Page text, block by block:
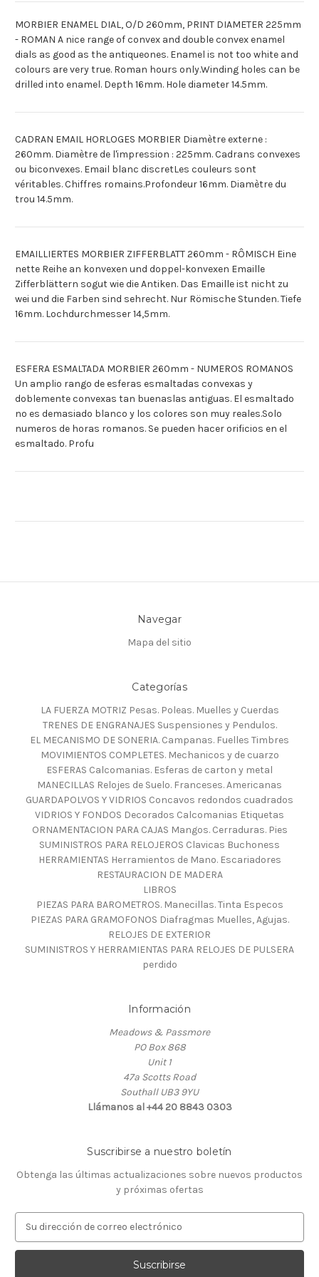
MORBIER ENAMEL DIAL, O/D 260mm, PRINT DIAMETER 225mm
- ROMAN A nice range of convex and double convex enamel
dials as good as the antiqueones. Enamel is not too white and
colours are very true. Roman hours only.Winding holes can be
drilled into enamel. Depth 16mm. Hole diameter 14.5mm.
CADRAN EMAIL HORLOGES MORBIER Diamètre externe :
260mm. Diamètre de l'impression : 225mm. Cadrans convexes
ou biconvexes. Email blanc discretLes couleurs sont
véritables. Chiffres romains.Profondeur 16mm. Diamètre du
trou 14.5mm.
EMAILLIERTES MORBIER ZIFFERBLATT 260mm - RÔMISCH Eine
nette Reihe an konvexen und doppel-konvexen Emaille
Zifferblättern sogut wie die Antiken. Das Emaille ist nicht zu
wei und die Farben sind sehrecht. Nur Römische Stunden. Tiefe
16mm. Lochdurchmesser 14,5mm.
ESFERA ESMALTADA MORBIER 260mm - NUMEROS ROMANOS
Un amplio rango de esferas esmaltadas convexas y
doblemente convexas tan buenaslas antiguas. El esmaltado
no es demasiado blanco y los colores son muy reales.Solo
numeros de horas romanos. Se pueden hacer orificios en el
esmaltado. Profu
Navegar
Mapa del sitio
Categorías
LA FUERZA MOTRIZ Pesas. Poleas. Muelles y Cuerdas
TRENES DE ENGRANAJES Suspensiones y Pendulos.
EL MECANISMO DE SONERIA. Campanas. Fuelles Timbres
MOVIMIENTOS COMPLETES. Mechanicos y de cuarzo
ESFERAS Calcomanias. Esferas de carton y metal
MANECILLAS Relojes de Suelo. Franceses. Americanas
GUARDAPOLVOS Y VIDRIOS Concavos redondos cuadrados
VIDRIOS Y FONDOS Decorados Calcomanias Etiquetas
ORNAMENTACION PARA CAJAS Mangos. Cerraduras. Pies
SUMINISTROS PARA RELOJEROS Clavicas Buchoness
HERRAMIENTAS Herramientos de Mano. Escariadores
RESTAURACION DE MADERA
LIBROS
PIEZAS PARA BAROMETROS. Manecillas. Tinta Especos
PIEZAS PARA GRAMOFONOS Diafragmas Muelles, Agujas.
RELOJES DE EXTERIOR
SUMINISTROS Y HERRAMIENTAS PARA RELOJES DE PULSERA
perdido
Información
Meadows & Passmore
PO Box 868
Unit 1
47a Scotts Road
Southall UB3 9YU
Llámanos al +44 20 8843 0303
Suscribirse a nuestro boletín
Obtenga las últimas actualizaciones sobre nuevos productos
y próximas ofertas
r